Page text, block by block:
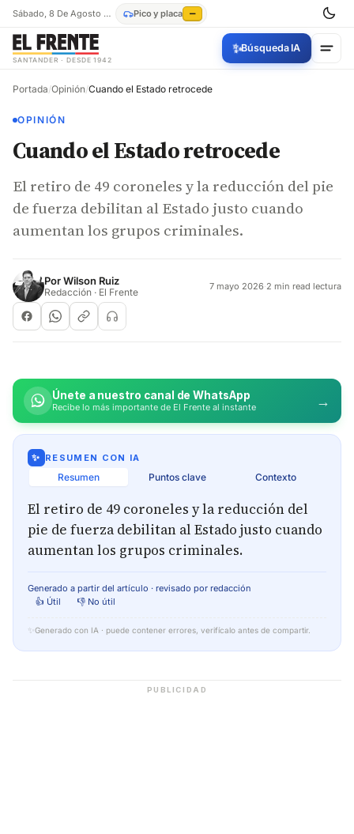
Sábado, 8 De Agosto De 2026 Pico y placa —
SANTANDER · DESDE 1942
✨Búsqueda IA
Portada/Opinión/Cuando el Estado retrocede
OPINIÓN
Cuando el Estado retrocede
El retiro de 49 coroneles y la reducción del pie
de fuerza debilitan al Estado justo cuando
aumentan los grupos criminales.
PorWilson Ruiz
Redacción · El Frente 7 mayo 2026·2 min read lectura
Únete a nuestro canal de WhatsApp
Recibe lo más importante de El Frente al instante →
✨ RESUMEN CON IA
Resumen Puntos clave Contexto
El retiro de 49 coroneles y la reducción del
pie de fuerza debilitan al Estado justo cuando
aumentan los grupos criminales.
Generado a partir del artículo · revisado por redacción
👍 Útil
👎 No útil
✨ Generado con IA · puede contener errores, verifícalo antes de compartir.
PUBLICIDAD